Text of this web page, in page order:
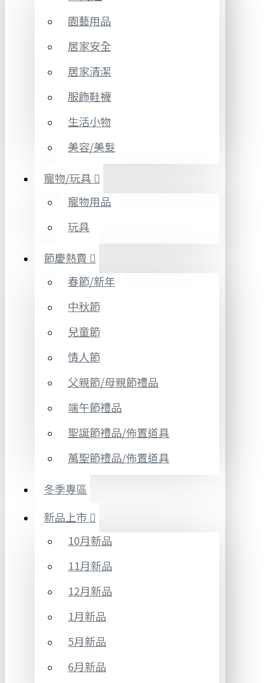
園藝用品
居家安全
居家清潔
服飾鞋襪
生活小物
美容/美髮
寵物/玩具
寵物用品
玩具
節慶熱賣
春節/新年
中秋節
兒童節
情人節
父親節/母親節禮品
端午節禮品
聖誕節禮品/佈置道具
萬聖節禮品/佈置道具
冬季專區
新品上市
10月新品
11月新品
12月新品
1月新品
5月新品
6月新品